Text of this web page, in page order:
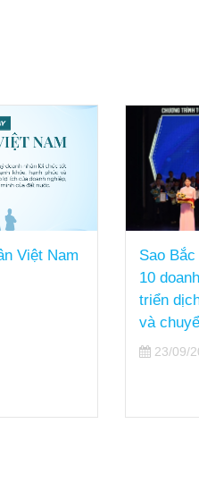
Việt Nam
Sao
10
triển
và
23/09/